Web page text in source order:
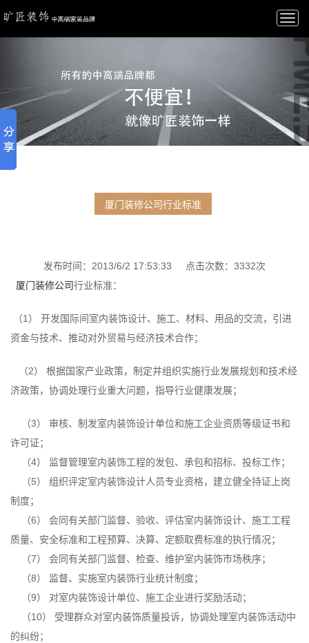
厦门装修公司行业标准
发布时间：2013/6/2 17:53:33 点击次数：3332次
厦门装修公司行业标准：
（1） 开发国际间室内装饰设计、施工、材料、用品的交流，引进
资金与技术、推动对外贸易与经济技术合作；
（2） 根据国家产业政策，制定并组织实施行业发展规划和技术经
济政策，协调处理行业重大问题，指导行业健康发展；
（3） 审核、制发室内装饰设计单位和施工企业资质等级证书和
许可证；
（4） 监督管理室内装饰工程的发包、承包和招标、投标工作；
（5） 组织评定室内装饰设计人员专业资格，建立健全持证上岗
制度；
（6） 会同有关部门监督、验收、评估室内装饰设计、施工工程
质量、安全标准和工程预算、决算、定额取费标准的执行情况；
（7） 会同有关部门监督、检查、维护室内装饰市场秩序；
（8） 监督、实施室内装饰行业统计制度；
（9） 对室内装饰设计单位、施工企业进行奖励活动；
（10） 受理群众对室内装饰质量投诉，协调处理室内装饰活动中
的纠纷；